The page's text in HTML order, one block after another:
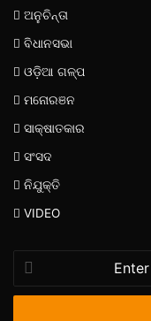
ଅନୁଚିନ୍ତା
ବିଧାନସଭା
ଓଡ଼ିଆ ଗଳ୍ପ
ମନୋରଞନ
ସାକ୍ଷାତକାର
ସଂସଦ
ନିଯୁକ୍ତି
VIDEO
your
Email